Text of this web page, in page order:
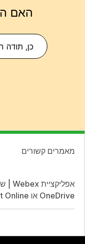
האם
כן, תודה
מאמרים קשורים
OneDrive או SharePoint Online